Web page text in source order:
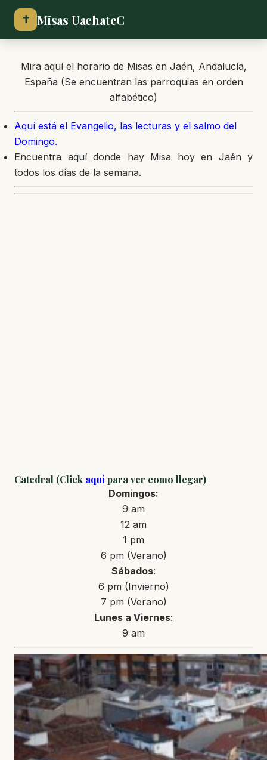
✝ Misas UachateC
Mira aquí el horario de Misas en Jaén, Andalucía,
España (Se encuentran las parroquias en orden
alfabético)
Aquí está el Evangelio, las lecturas y el salmo del
Domingo.
Encuentra aquí donde hay Misa hoy en Jaén y
todos los días de la semana.
Catedral (Click aquí para ver como llegar)
Domingos:
9 am
12 am
1 pm
6 pm (Verano)
Sábados:
6 pm (Invierno)
7 pm (Verano)
Lunes a Viernes:
9 am